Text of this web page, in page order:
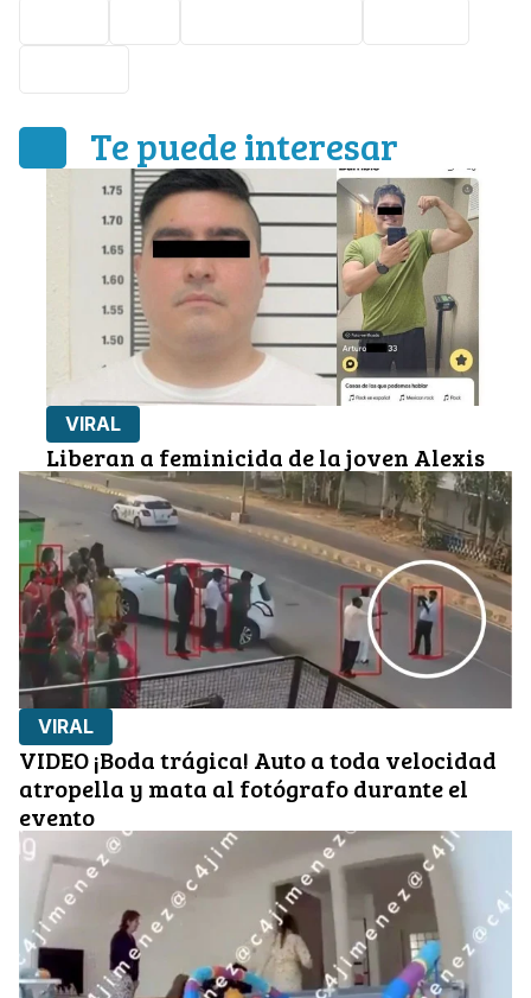
Te puede interesar
VIRAL
Liberan a feminicida de la joven Alexis
VIRAL
VIDEO ¡Boda trágica! Auto a toda velocidad
atropella y mata al fotógrafo durante el
evento